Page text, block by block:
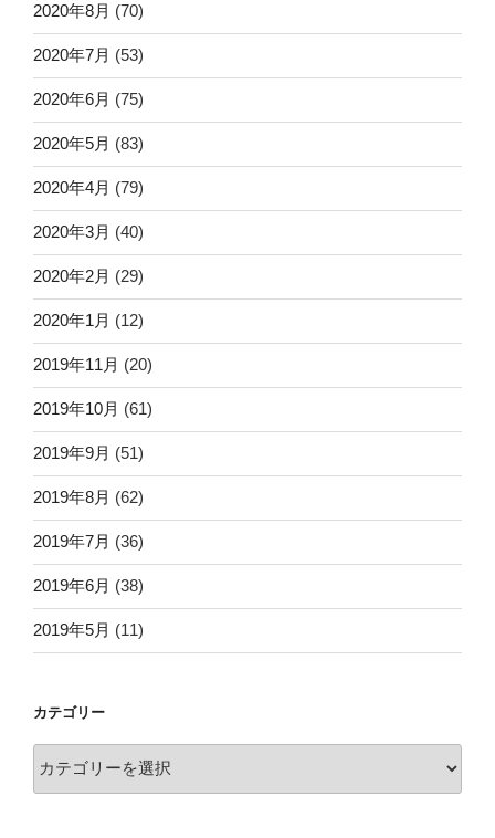
2020年8月 (70)
2020年7月 (53)
2020年6月 (75)
2020年5月 (83)
2020年4月 (79)
2020年3月 (40)
2020年2月 (29)
2020年1月 (12)
2019年11月 (20)
2019年10月 (61)
2019年9月 (51)
2019年8月 (62)
2019年7月 (36)
2019年6月 (38)
2019年5月 (11)
カテゴリー
テ